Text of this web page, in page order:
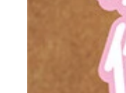
『週刊プレ